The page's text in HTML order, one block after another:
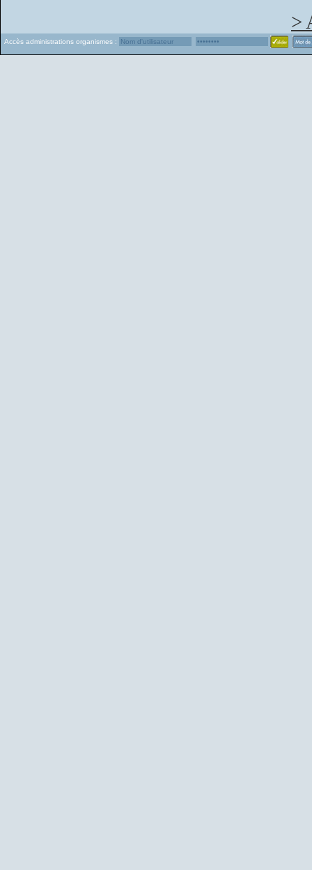
>
Accès administrations organismes :